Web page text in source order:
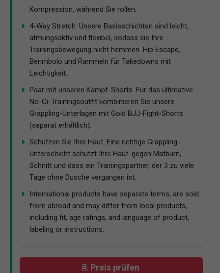
Kompression, während Sie rollen.
4-Way Stretch. Unsere Basisschichten sind leicht,
atmungsaktiv und flexibel, sodass sie Ihre
Trainingsbewegung nicht hemmen. Hip Escape,
Berimbolo und Rammeln für Takedowns mit
Leichtigkeit.
Paar mit unseren Kampf-Shorts. Für das ultimative
No-Gi-Trainingsoutfit kombinieren Sie unsere
Grappling-Unterlagen mit Gold BJJ-Fight-Shorts
(separat erhältlich).
Schützen Sie Ihre Haut. Eine richtige Grappling-
Unterschicht schützt Ihre Haut. gegen Matburn,
Schnitt und dass ein Trainingspartner, der 3 zu viele
Tage ohne Dusche vergangen ist.
International products have separate terms, are sold
from abroad and may differ from local products,
including fit, age ratings, and language of product,
labeling or instructions.
Preis prüfen